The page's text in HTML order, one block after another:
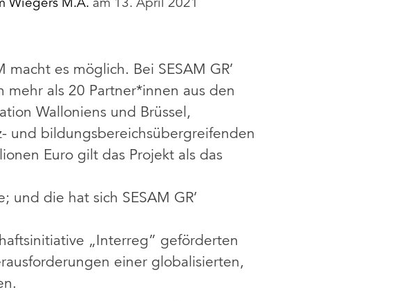
es möglich. Bei SESAM GR’
als 20 Partner*innen aus den
Walloniens und Brüssel,
und bildungsbereichsübergreifenden
Euro gilt das Projekt als das
die hat sich SESAM GR’
„Interreg” geförderten
einer globalisierten,